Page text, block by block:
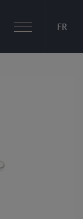
FR
Basculer
la